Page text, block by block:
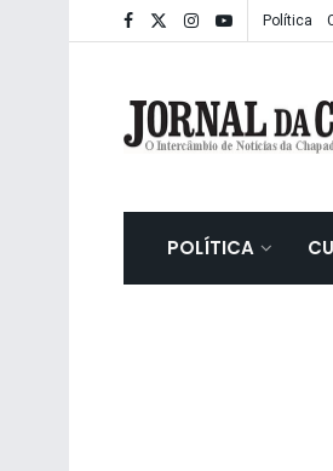
Política
POLÍTICA